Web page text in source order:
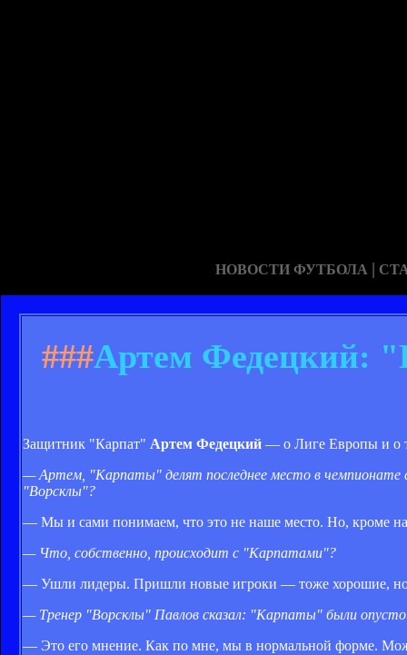
НОВОСТИ ФУТБОЛА |
###Артем Федецкий:
Защитник "Карпат" Артем Федецкий — о Лиге Европы и о
— Артем, "Карпаты" делят последнее место в чемпионате
"Ворсклы"?
— Мы и сами понимаем, что это не наше место. Но, кроме
— Что, собственно, происходит с "Карпатами"?
— Ушли лидеры. Пришли новые игроки — тоже хорошие, но
— Тренер "Ворсклы" Павлов сказал: "Карпаты" были
— Это его мнение. Как по мне, мы в нормальной форме.